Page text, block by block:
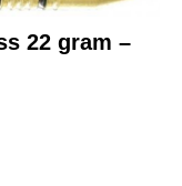
22 gram –